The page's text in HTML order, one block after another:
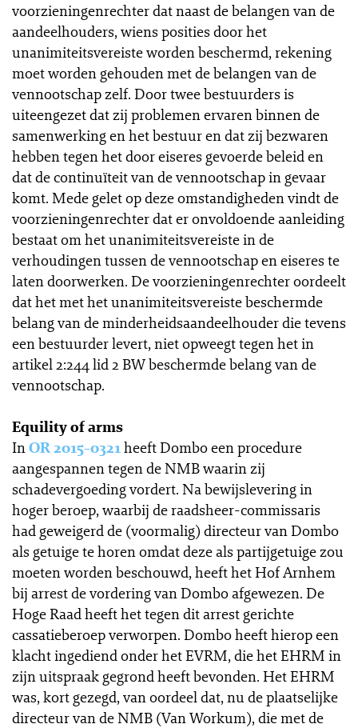
voorzieningenrechter dat naast de belangen van de
aandeelhouders, wiens posities door het
unanimiteitsvereiste worden beschermd, rekening
moet worden gehouden met de belangen van de
vennootschap zelf. Door twee bestuurders is
uiteengezet dat zij problemen ervaren binnen de
samenwerking en het bestuur en dat zij bezwaren
hebben tegen het door eiseres gevoerde beleid en
dat de continuïteit van de vennootschap in gevaar
komt. Mede gelet op deze omstandigheden vindt de
voorzieningenrechter dat er onvoldoende aanleiding
bestaat om het unanimiteitsvereiste in de
verhoudingen tussen de vennootschap en eiseres te
laten doorwerken. De voorzieningenrechter oordeelt
dat het met het unanimiteitsvereiste beschermde
belang van de minderheidsaandeelhouder die tevens
een bestuurder levert, niet opweegt tegen het in
artikel 2:244 lid 2 BW beschermde belang van de
vennootschap.
Equility of arms
InOR 2015-0321heeft Dombo een procedure
aangespannen tegen de NMB waarin zij
schadevergoeding vordert. Na bewijslevering in
hoger beroep, waarbij de raadsheer-commissaris
had geweigerd de (voormalig) directeur van Dombo
als getuige te horen omdat deze als partijgetuige zou
moeten worden beschouwd, heeft het Hof Arnhem
bij arrest de vordering van Dombo afgewezen. De
Hoge Raad heeft het tegen dit arrest gerichte
cassatieberoep verworpen. Dombo heeft hierop een
klacht ingediend onder het EVRM, die het EHRM in
zijn uitspraak gegrond heeft bevonden. Het EHRM
was, kort gezegd, van oordeel dat, nu de plaatselijke
directeur van de NMB (Van Workum), die met de